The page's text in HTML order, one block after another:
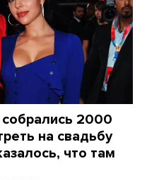
2000
на свадьбу
что там